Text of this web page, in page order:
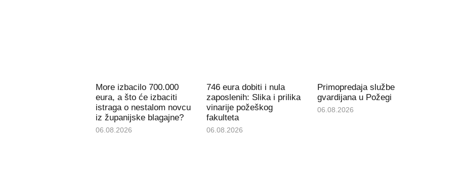
More izbacilo 700.000
eura, a što će izbaciti
istraga o nestalom novcu
iz županijske blagajne?
06.08.2026
746 eura dobiti i nula
zaposlenih: Slika i prilika
vinarije požeškog
fakulteta
06.08.2026
Primopredaja službe
gvardijana u Požegi
06.08.2026